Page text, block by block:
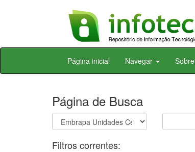
Skip
Página inicial Navegar Sobre
Página de Busca
Filtros correntes: